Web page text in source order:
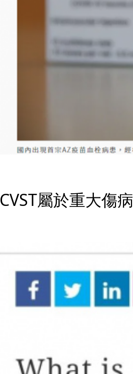
CVST屬於重大傷病